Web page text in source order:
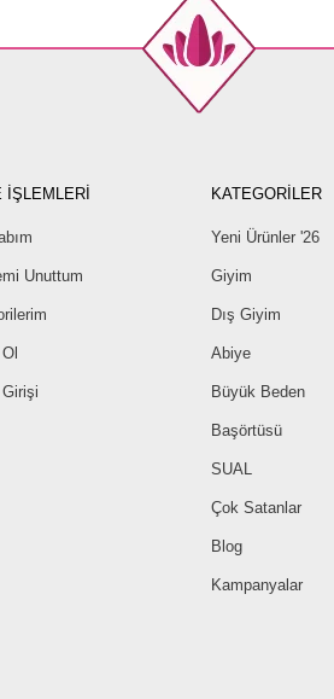
İŞLEMLERİ
Unuttum
KATEGORİLER
Yeni Ürünler '26
Giyim
Dış Giyim
Abiye
Büyük Beden
Başörtüsü
SUAL
Çok Satanlar
Blog
Kampanyalar